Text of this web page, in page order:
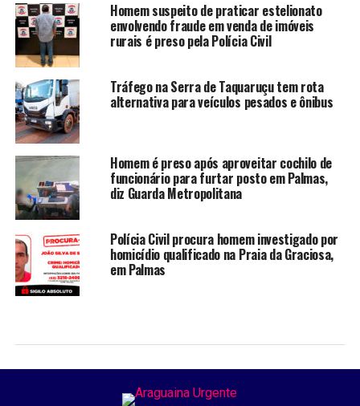
Homem suspeito de praticar estelionato
envolvendo fraude em venda de imóveis
rurais é preso pela Polícia Civil
Tráfego na Serra de Taquaruçu tem rota
alternativa para veículos pesados e ônibus
Homem é preso após aproveitar cochilo de
funcionário para furtar posto em Palmas,
diz Guarda Metropolitana
Polícia Civil procura homem investigado por
homicídio qualificado na Praia da Graciosa,
em Palmas